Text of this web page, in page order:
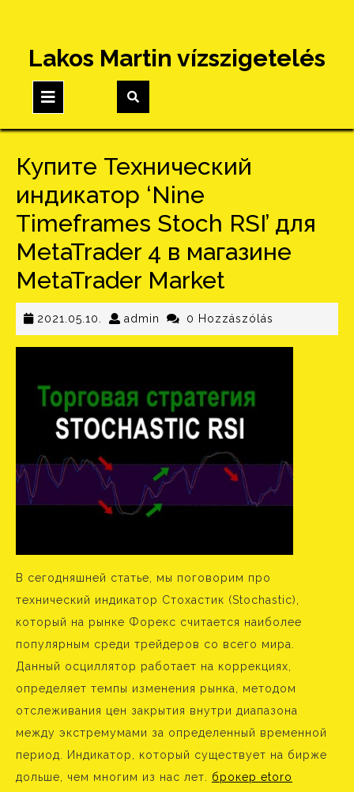
content
Lakos Martin vízszigetelés
Button
Купите Технический
индикатор ‘Nine
Timeframes Stoch RSI’ для
MetaTrader 4 в магазине
MetaTrader Market
2021.05.10. 2021.05.10.
admin admin0 Hozzászólás
В сегодняшней статье, мы поговорим про
технический индикатор Стохастик (Stochastic),
который на рынке Форекс считается наиболее
популярным среди трейдеров со всего мира.
Данный осциллятор работает на коррекциях,
определяет темпы изменения рынка, методом
отслеживания цен закрытия внутри диапазона
между экстремумами за определенный временной
период. Индикатор, который существует на бирже
дольше, чем многим из нас лет. брокер etoro